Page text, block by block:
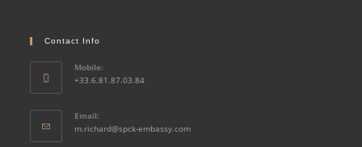
Contact Info
Mobile:
+33.6.81.87.03.84
Email:
m.richard@spck-embassy.comOpens